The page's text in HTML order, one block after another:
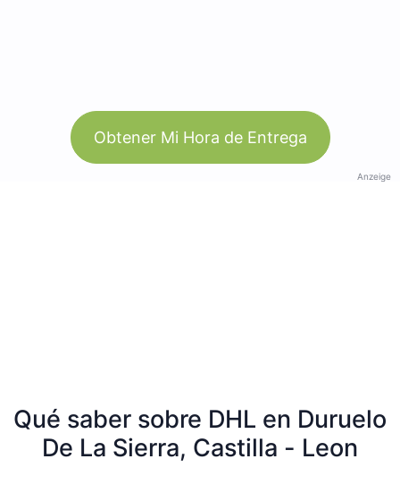
Obtener Mi Hora de Entrega
Anzeige
Qué saber sobre DHL en Duruelo
De La Sierra, Castilla - Leon